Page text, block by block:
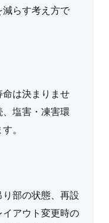
らす考え方で
は決まりませ
塩害・凍害環
。
部の状態、再設
アウト変更時の